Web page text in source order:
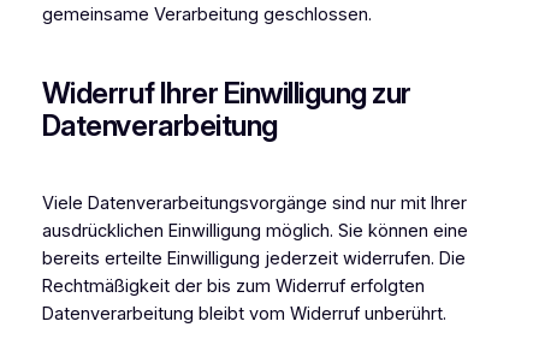
gemeinsame Verarbeitung geschlossen.
Widerruf Ihrer Einwilligung zur
Datenverarbeitung
Viele Datenverarbeitungsvorgänge sind nur mit Ihrer
ausdrücklichen Einwilligung möglich. Sie können eine
bereits erteilte Einwilligung jederzeit widerrufen. Die
Rechtmäßigkeit der bis zum Widerruf erfolgten
Datenverarbeitung bleibt vom Widerruf unberührt.